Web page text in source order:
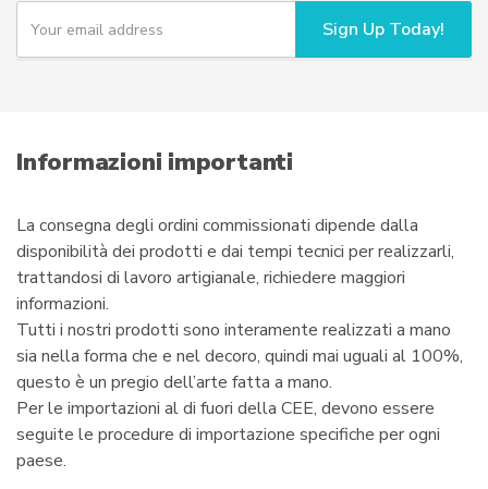
Y
u
i
l
Sign Up Today!
Informazioni importanti
La consegna degli ordini commissionati dipende dalla
disponibilità dei prodotti e dai tempi tecnici per realizzarli,
trattandosi di lavoro artigianale, richiedere maggiori
informazioni.
Tutti i nostri prodotti sono interamente realizzati a mano
sia nella forma che e nel decoro, quindi mai uguali al 100%,
questo è un pregio dell’arte fatta a mano.
Per le importazioni al di fuori della CEE, devono essere
seguite le procedure di importazione specifiche per ogni
paese.